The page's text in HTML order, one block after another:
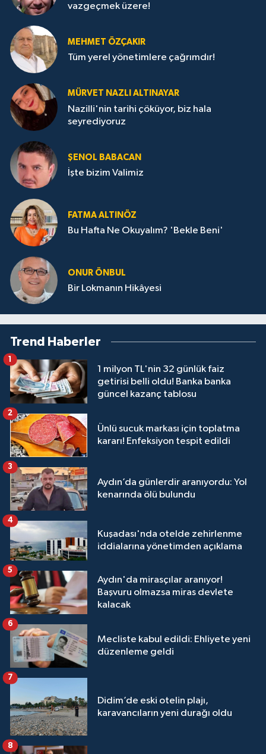
vazgeçmek üzere!
MEHMET ÖZÇAKIR
Tüm yerel yönetimlere çağrımdır!
MÜRVET NAZLI ALTINAYAR
Nazilli'nin tarihi çöküyor, biz hala
seyrediyoruz
ŞENOL BABACAN
İşte bizim Valimiz
FATMA ALTINÖZ
Bu Hafta Ne Okuyalım? 'Bekle Beni'
ONUR ÖNBUL
Bir Lokmanın Hikâyesi
Trend Haberler
1 milyon TL'nin 32 günlük faiz
getirisi belli oldu! Banka banka
güncel kazanç tablosu
1
Ünlü sucuk markası için toplatma
kararı! Enfeksiyon tespit edildi
2
Aydın’da günlerdir aranıyordu: Yol
kenarında ölü bulundu
3
Kuşadası'nda otelde zehirlenme
iddialarına yönetimden açıklama
4
Aydın'da mirasçılar aranıyor!
Başvuru olmazsa miras devlete
kalacak
5
Mecliste kabul edildi: Ehliyete yeni
düzenleme geldi
6
Didim’de eski otelin plajı,
karavancıların yeni durağı oldu
7
8